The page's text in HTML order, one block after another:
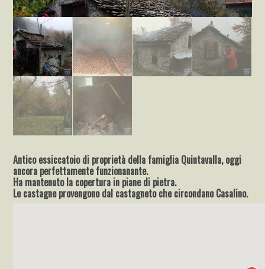
Antico essiccatoio di proprietà della famiglia Quintavalla, oggi
ancora perfettamente funzionanante.
Ha mantenuto la copertura in piane di pietra.
Le castagne provengono dal castagneto che circondano Casalino.